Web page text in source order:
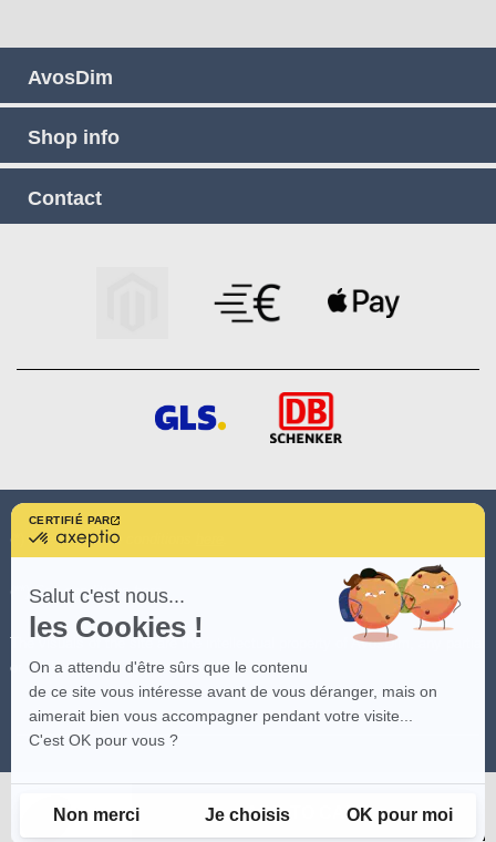
CERTIFIÉ PAR
En
savoir
plus
Axeptio
Salut c'est nous...
les Cookies !
On a attendu d'être sûrs que le contenu
de ce site vous intéresse avant de vous déranger, mais on
aimerait bien vous accompagner pendant votre visite...
C'est OK pour vous ?
Non merci Je choisis OK pour moi
ADD TO CART
AvosDim
Shop info
Contact
(*) See promotion conditions
(**) See conditionshere
The visuals of the site are the intellectual property of AvosDim, any partial
or total reproduction is prohibited.